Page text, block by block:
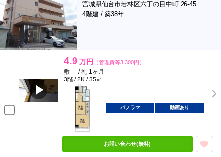
宮城県仙台市若林区六丁の目中町 26-45
4階建 / 築38年
4.9 万円 （管理費等3,300円）
敷 － / 礼 1ヶ月
3階 / 2K / 35㎡
パノラマ 動画あり
お問い合わせ(無料)